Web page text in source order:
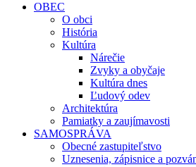
OBEC
O obci
História
Kultúra
Nárečie
Zvyky a obyčaje
Kultúra dnes
Ľudový odev
Architektúra
Pamiatky a zaujímavosti
SAMOSPRÁVA
Obecné zastupiteľstvo
Uznesenia, zápisnice a